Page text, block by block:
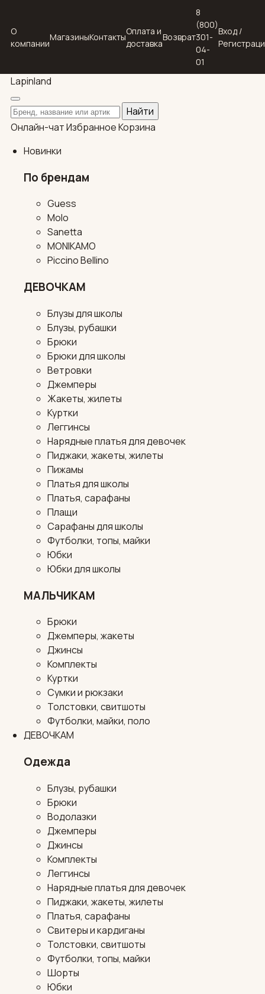
О
компании
МагазиныКонтакты
Оплата и
доставка
Возврат
8
(800)
301-
04-
01
Вход /
Lapinland
Поиск по каталогу
Найти
Онлайн-чатИзбранноеКорзина
Новинки
По брендам
Guess
Molo
Sanetta
MONIKAMO
Piccino Bellino
ДЕВОЧКАМ
Блузы для школы
Блузы, рубашки
Брюки
Брюки для школы
Ветровки
Джемперы
Жакеты, жилеты
Куртки
Леггинсы
Нарядные платья для девочек
Пиджаки, жакеты, жилеты
Пижамы
Платья для школы
Платья, сарафаны
Плащи
Сарафаны для школы
Футболки, топы, майки
Юбки
Юбки для школы
МАЛЬЧИКАМ
Брюки
Джемперы, жакеты
Джинсы
Комплекты
Куртки
Сумки и рюкзаки
Толстовки, свитшоты
Футболки, майки, поло
ДЕВОЧКАМ
Одежда
Блузы, рубашки
Брюки
Водолазки
Джемперы
Джинсы
Комплекты
Леггинсы
Нарядные платья для девочек
Пиджаки, жакеты, жилеты
Платья, сарафаны
Свитеры и кардиганы
Толстовки, свитшоты
Футболки, топы, майки
Шорты
Юбки